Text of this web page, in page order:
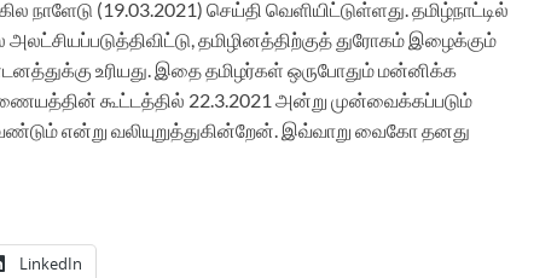
நாளேடு (19.03.2021) செய்தி வெளியிட்டுள்ளது. தமிழ்நாட்டில்
தமிழினத்திற்குத் துரோகம் இழைக்கும்
உரியது. இதை தமிழர்கள் ஒருபோதும் மன்னிக்க
கூட்டத்தில் 22.3.2021 அன்று முன்வைக்கப்படும்
என்று வலியுறுத்துகின்றேன். இவ்வாறு வைகோ தனது
LinkedIn